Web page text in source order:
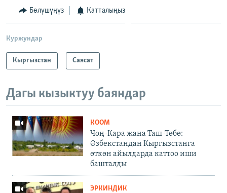
Бөлүшүңүз Катталыңыз
Куржундар
Кыргызстан Саясат
Дагы кызыктуу баяндар
КООМ
Чоң-Кара жана Таш-Төбө:
Өзбекстандан Кыргызстанга
өткөн айылдарда каттоо иши
башталды
ЭРКИНДИК